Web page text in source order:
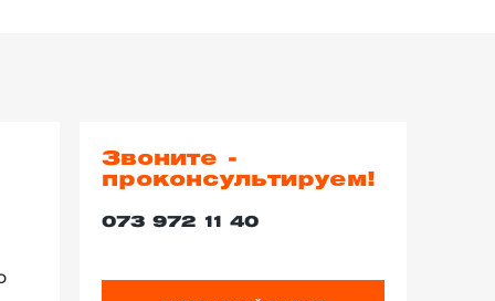
Звоните -
проконсультируем!
073 972 11 40